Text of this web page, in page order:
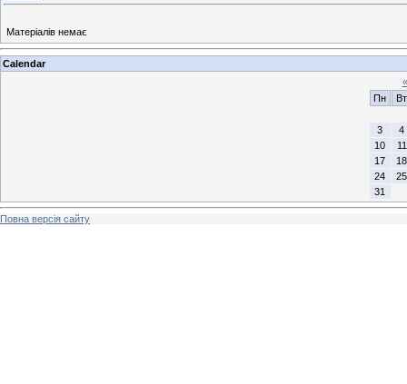
Матеріалів немає
Calendar
«
Пн
Вт
3
4
10
11
17
18
24
25
31
Повна версія сайту